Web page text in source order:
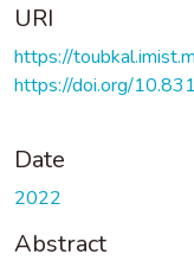
URI
https://
https://doi.org/
Date
2022
Abstract